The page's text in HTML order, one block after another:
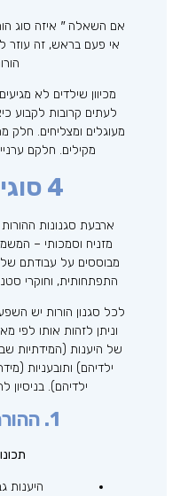
אם השאלה″ איזה סוג
אי פעם בראש, זה עוזר
מכיוון שילדים לא
לעתים קרובות לקבוע
מעוגלים ומצליחים. חלק
מקילים. חלקם
4 סוגי ההורות
ארבעת סגנונות
מזניח וסמכותי –
מבוססים על עבודתם של
התפתחותית, וחוקרי
לכל סגנון הורות יש
וניתן לזהות אותו לפי
של היענות (המידתיות
ילדיהם) ותובעניות
ילדיהם).
1. ההורה המתירני
היענות